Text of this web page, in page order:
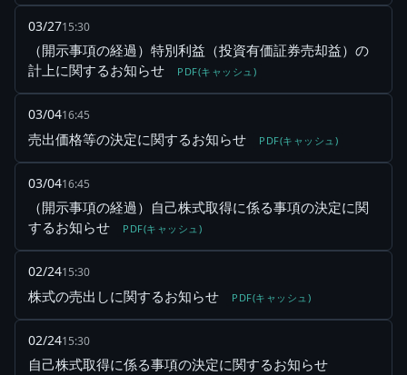
03/2715:30
（開示事項の経過）特別利益（投資有価証券売却益）の
計上に関するお知らせ
PDF(キャッシュ)
03/0416:45
売出価格等の決定に関するお知らせ PDF(キャッシュ)
03/0416:45
（開示事項の経過）自己株式取得に係る事項の決定に関
するお知らせ
PDF(キャッシュ)
02/2415:30
株式の売出しに関するお知らせ PDF(キャッシュ)
02/2415:30
自己株式取得に係る事項の決定に関するお知らせ